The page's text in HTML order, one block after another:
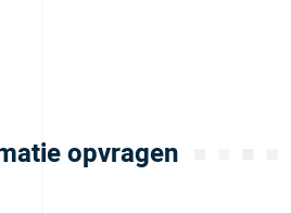
opvragen